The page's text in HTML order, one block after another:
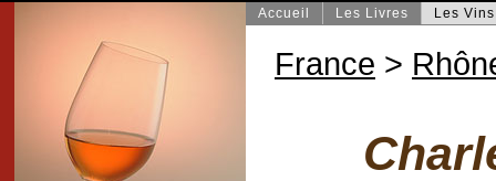
Accueil Les Livres Les Vins
France >